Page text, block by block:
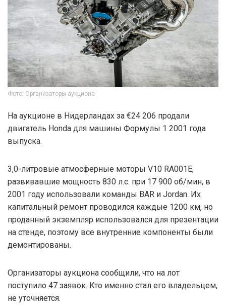
Фото: Организаторы аукциона
На аукционе в Нидерландах за €24 206 продали
двигатель Honda для машины Формулы 1 2001 года
выпуска.
3,0-литровые атмосферные моторы V10 RA001E,
развивавшие мощность 830 л.с. при 17 900 об/мин, в
2001 году использовали команды BAR и Jordan. Их
капитальный ремонт проводился каждые 1200 км, но
проданный экземпляр использовался для презентации
на стенде, поэтому все внутренние компоненты были
демонтированы.
Организаторы аукциона сообщили, что на лот
поступило 47 заявок. Кто именно стал его владельцем,
не уточняется.